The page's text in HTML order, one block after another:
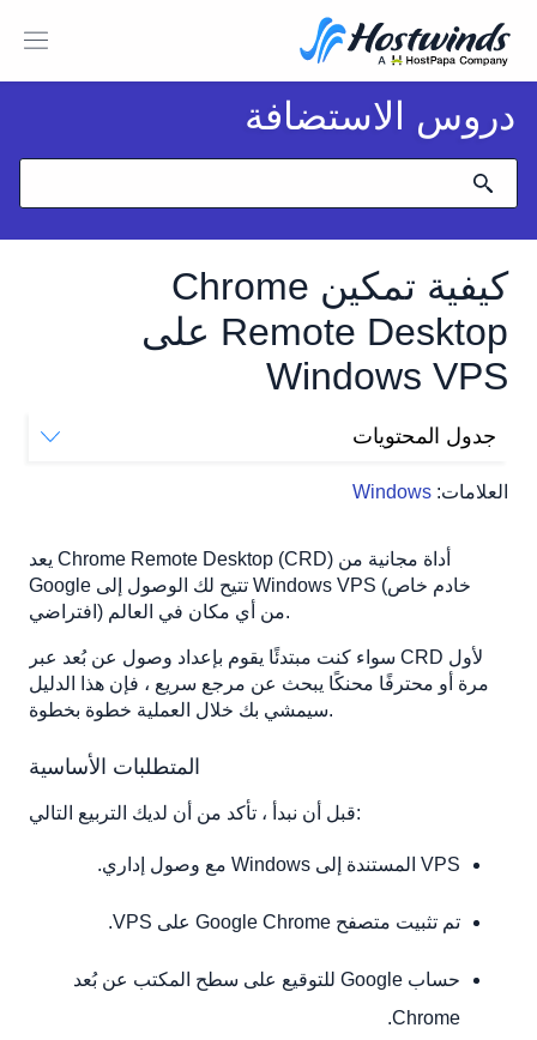
دروس الاستضافة
كيفية تمكين Chrome
Remote Desktop على
Windows VPS
العلامات: Windows
جدول المحتويات
الخطوة 1: تثبيت Google Chrome (إذا لم يتم تثبيتها)
الخطوة 3: تمكين الاتصالات عن بُعد
تمكين الوصول غير المراقب
غير قادر على الاتصال بـ VPS
الأداء البطيء أو التأخر
يعد Chrome Remote Desktop (CRD) أداة مجانية من
Google تتيح لك الوصول إلى Windows VPS (خادم خاص
افتراضي) من أي مكان في العالم.
سواء كنت مبتدئًا يقوم بإعداد وصول عن بُعد عبر CRD لأول
مرة أو محترفًا محنكًا يبحث عن مرجع سريع ، فإن هذا الدليل
سيمشي بك خلال العملية خطوة بخطوة.
المتطلبات الأساسية
قبل أن نبدأ ، تأكد من أن لديك التربيع التالي:
VPS المستندة إلى Windows مع وصول إداري.
تم تثبيت متصفح Google Chrome على VPS.
حساب Google للتوقيع على سطح المكتب عن بُعد
Chrome.